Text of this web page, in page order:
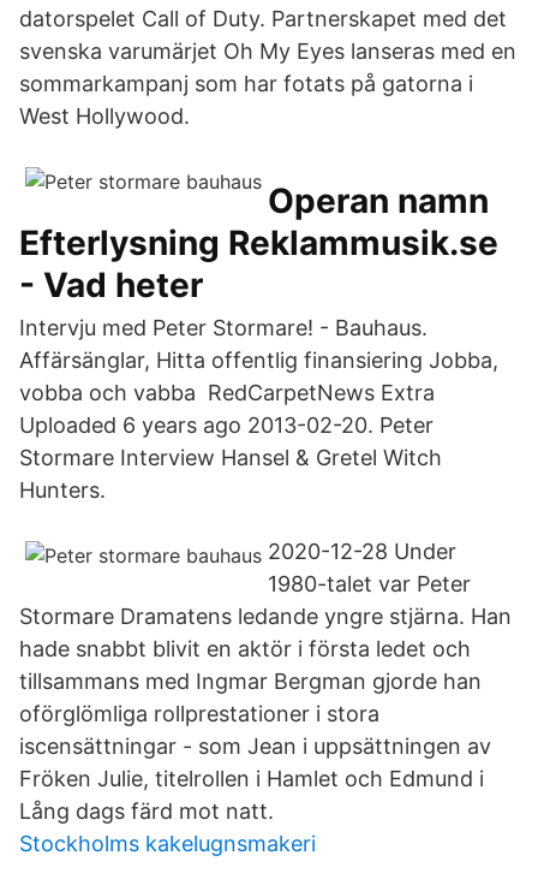
datorspelet Call of Duty. Partnerskapet med det
svenska varumärjet Oh My Eyes lanseras med en
sommarkampanj som har fotats på gatorna i
West Hollywood.
Operan namn
Efterlysning Reklammusik.se
- Vad heter
Intervju med Peter Stormare! - Bauhaus.
Affärsänglar, Hitta offentlig finansiering Jobba,
vobba och vabba RedCarpetNews Extra
Uploaded 6 years ago 2013-02-20. Peter
Stormare Interview Hansel & Gretel Witch
Hunters.
2020-12-28 Under
1980-talet var Peter
Stormare Dramatens ledande yngre stjärna. Han
hade snabbt blivit en aktör i första ledet och
tillsammans med Ingmar Bergman gjorde han
oförglömliga rollprestationer i stora
iscensättningar - som Jean i uppsättningen av
Fröken Julie, titelrollen i Hamlet och Edmund i
Lång dags färd mot natt.
Stockholms kakelugnsmakeri